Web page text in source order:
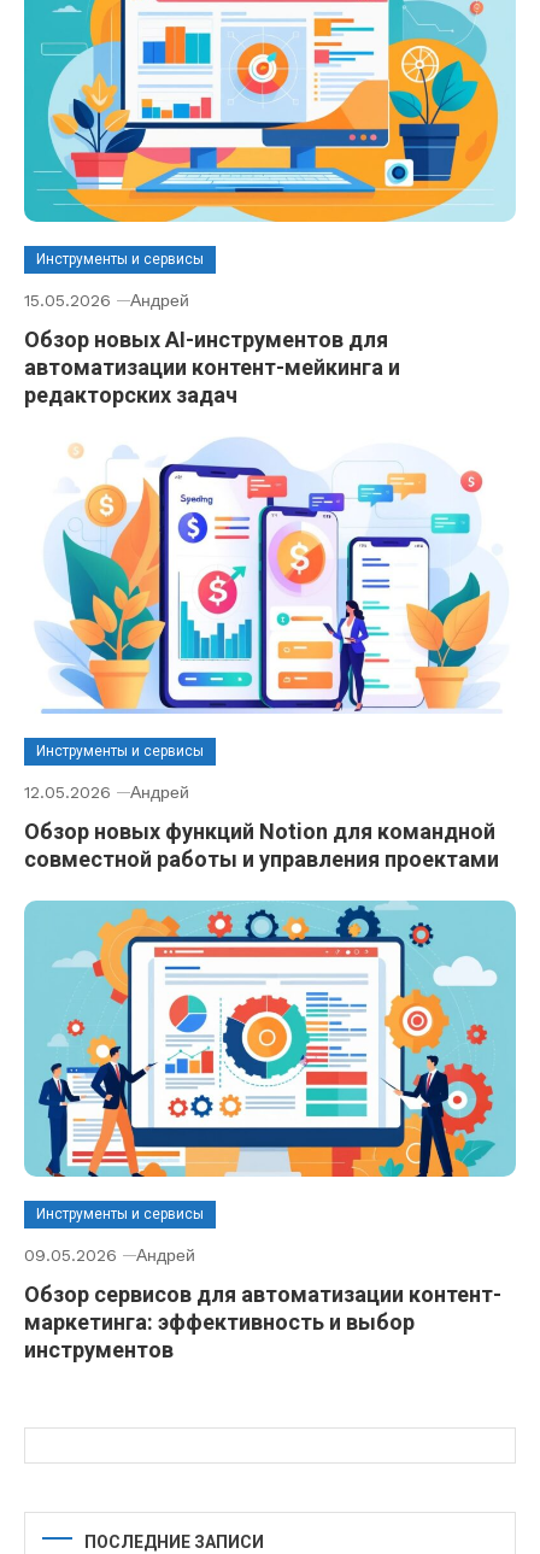
Инструменты и сервисы
15.05.2026 Андрей
Обзор новых AI-инструментов для
автоматизации контент-мейкинга и
редакторских задач
Инструменты и сервисы
12.05.2026 Андрей
Обзор новых функций Notion для командной
совместной работы и управления проектами
Инструменты и сервисы
09.05.2026 Андрей
Обзор сервисов для автоматизации контент-
маркетинга: эффективность и выбор
инструментов
ПОСЛЕДНИЕ ЗАПИСИ